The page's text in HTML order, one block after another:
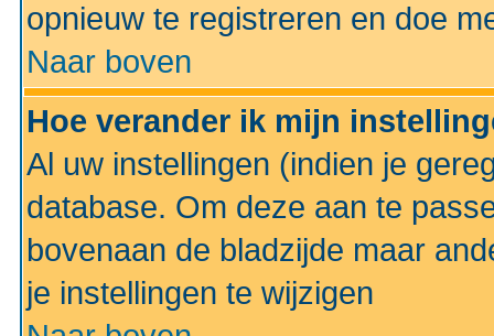
opnieuw te registreren en doe
Naar boven
Hoe verander ik mijn
Al uw instellingen (indien je
database. Om deze aan te
bovenaan de bladzijde maar
je instellingen te wijzigen